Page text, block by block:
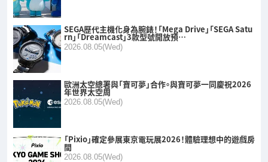
SEGA歷代主機化身為腕錶！「Mega Drive」「SEGA Satu
rn」「Dreamcast」3款型號開放預…
2026.08.05(Wed)
歐洲太空總署與「寶可夢」合作。與寶可夢一同慶祝2026
年世界太空周
2026.08.05(Wed)
「Pixio」確定參展東京電玩展2026！體驗理想中的遊戲房
間
2026.08.05(Wed)